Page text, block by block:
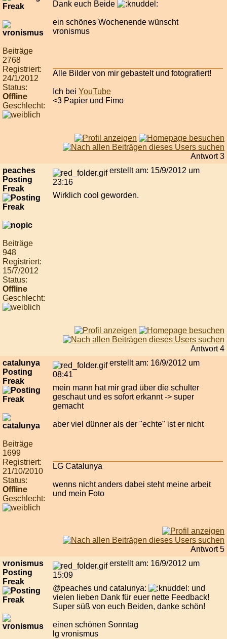
Beiträge
2768
Registriert:
24/1/2012
Status:
Offline
Geschlecht:
Dank euch Beide
ein schönes Wochenende wünscht
vronismus
Alle Bilder von mir gebastelt und fotografiert!
Ich bei YouTube
<3 Papier und Fimo
Antwort 3
peaches
Posting
Freak
Beiträge
948
Registriert:
15/7/2012
Status:
Offline
Geschlecht:
erstellt am: 15/9/2012 um
23:16
Wirklich cool geworden.
Antwort 4
catalunya
Posting
Freak
Beiträge
1699
Registriert:
21/10/2010
Status:
Offline
Geschlecht:
erstellt am: 16/9/2012 um
08:41
mein mann hat mir grad über die schulter
geschaut und es sofort erkannt -> super
gemacht
aber viel dünner als der "echte" ist er nicht
LG Catalunya
wenns nicht anders dabei steht meine arbeit
und mein Foto
Antwort 5
vronismus
Posting
Freak
erstellt am: 16/9/2012 um
15:09
@peaches und catalunya:
und
vielen lieben Dank für euer nette Feedback!
Super süß von euch Beiden, danke schön!
einen schönen Sonntag
lg vronismus